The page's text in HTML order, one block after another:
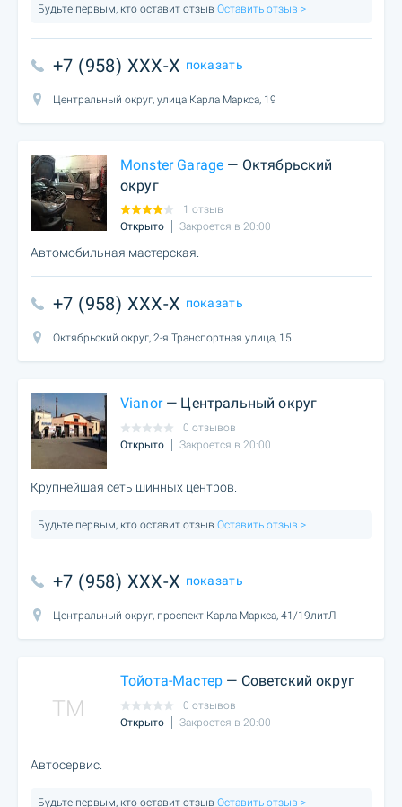
Будьте первым, кто оставит отзыв Оставить отзыв >
+7 (958) XXX-X показать
Центральный округ, улица Карла Маркса, 19
Monster Garage — Октябрьский
округ
1 отзыв
Открыто
Закроется в 20:00
Автомобильная мастерская.
+7 (958) XXX-X показать
Октябрьский округ, 2-я Транспортная улица, 15
Vianor— Центральный округ
0 отзывов
Открыто
Закроется в 20:00
Крупнейшая сеть шинных центров.
Будьте первым, кто оставит отзыв Оставить отзыв >
+7 (958) XXX-X показать
Центральный округ, проспект Карла Маркса, 41/19литЛ
TM
Тойота-Мастер — Советский округ
0 отзывов
Открыто
Закроется в 20:00
Автосервис.
Будьте первым, кто оставит отзыв Оставить отзыв >